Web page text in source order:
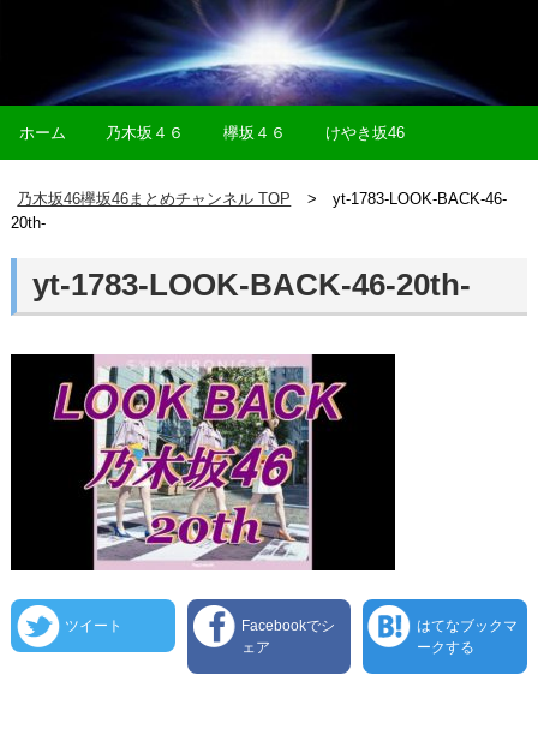
ホーム 乃木坂４６ 欅坂４６ けやき坂46
乃木坂46欅坂46まとめチャンネル TOP
yt-1783-LOOK-BACK-46-
20th-
yt-1783-LOOK-BACK-46-20th-
ツイート
Facebookでシ
ェア
はてなブックマ
ークする